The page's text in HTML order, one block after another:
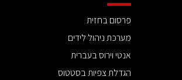
פרסום בחזית
מערכת ניהול לידים
אנטי וירוס בעברית
הגדלת צפיות בסטטוס